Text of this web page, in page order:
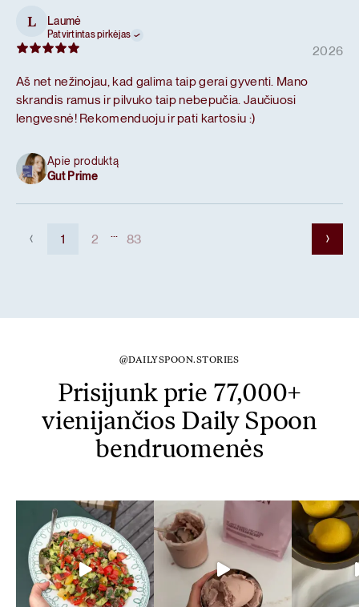
L Laumė
Patvirtintas pirkėjas
2026
Aš net nežinojau, kad galima taip gerai gyventi. Mano
skrandis ramus ir pilvuko taip nebepučia. Jaučiuosi
lengvesnė! Rekomenduoju ir pati kartosiu :)
Apie produktą
Gut Prime
1 2 83
@DAILYSPOON.STORIES
Prisijunk prie 77,000+
vienijančios Daily Spoon
bendruomenės